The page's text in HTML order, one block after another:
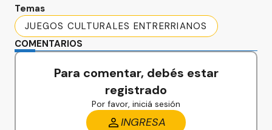
Temas
JUEGOS CULTURALES ENTRERRIANOS
COMENTARIOS
Para comentar, debés estar
registrado
Por favor, iniciá sesión
INGRESA